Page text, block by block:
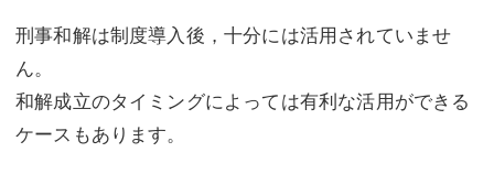
刑事和解は制度導入後，十分には活用されていませ
ん。
和解成立のタイミングによっては有利な活用ができる
ケースもあります。